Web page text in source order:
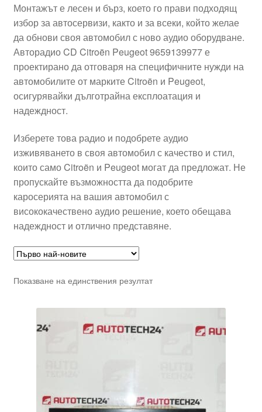
Политика за поверителност
Правила и условия
Процедура за рекламации
Разгледайте
Транспорт
Монтажът е лесен и бърз, което го прави подходящ
избор за автосервизи, както и за всеки, който желае
да обнови своя автомобил с ново аудио оборудване.
Авторадио CD Citroën Peugeot 9659139977 е
проектирано да отговаря на специфичните нужди на
автомобилите от марките Citroën и Peugeot,
осигурявайки дълготрайна експлоатация и
надеждност.
Изберете това радио и подобрете аудио
изживяването в своя автомобил с качество и стил,
които само Citroën и Peugeot могат да предложат. Не
пропускайте възможността да подобрите
каросерията на вашия автомобил с
висококачествено аудио решение, което обещава
надеждност и отлично представяне.
Показване на единствения резултат